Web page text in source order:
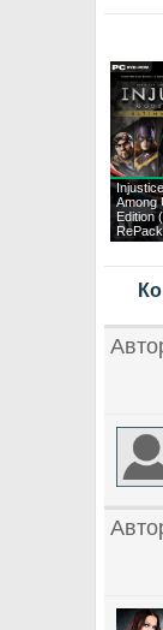
Among
Edition
RePack